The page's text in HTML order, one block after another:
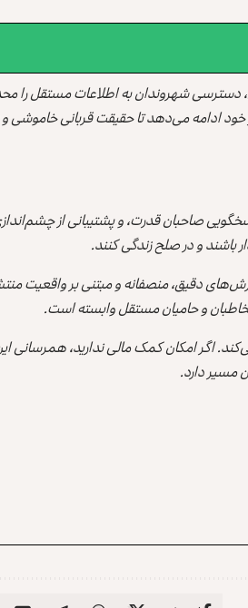
شهروندان به اطلاعات مستقل را
ادامه می‌دهد تا حقیقت قربانی خاموشی
صاحبان قدرت، و پشتیبانی از
باشند و در صلح زندگی کنند.
دقیق، منصفانه و مبتنی بر واقعیت
و حامیان مستقل وابسته است.
اگر امکان کمک مالی ندارید، همرسانی
مسیر دارد.